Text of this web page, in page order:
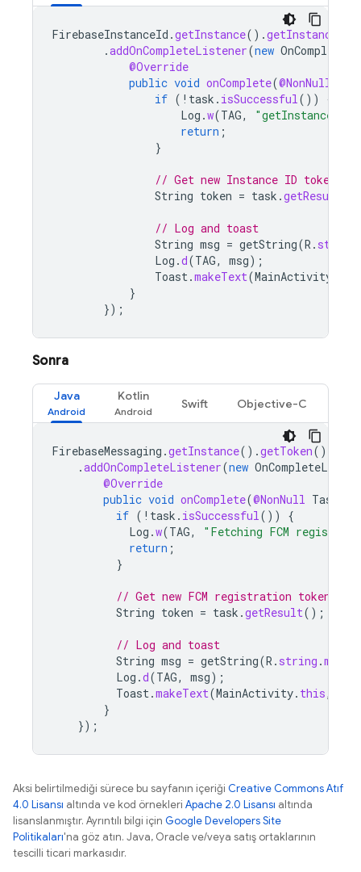
FirebaseInstanceId .getInstance().getInstanceId
.addOnCompleteListener(new
@Override
public void onComplete(@NonNull
if ( ! task . isSuccessful())
{
Log .w(TAG,
"getInstanceId
return ;
}
// Get new Instance ID token
String token = task .getResult
// Log and toast
String msg = getString(R . string
Log .d(TAG, msg);
Toast.makeText(MainActivity
}
});
Sonra
Java Kotlin
Swift Objective-C
FirebaseMessaging .getInstance().getToken()
.addOnCompleteListener(new
@Override
public void onComplete(@NonNull
if ( ! task . isSuccessful())
{
Log .w(TAG,
"Fetching FCM
return ;
}
// Get new FCM registration token
String token = task .getResult();
// Log and toast
String msg = getString(R . string .
Log .d(TAG, msg);
Toast.makeText(MainActivity. this,
}
});
Aksi belirtilmediği sürece bu sayfanın içeriği Creative Commons Atıf
4.0 Lisansı altında ve kod örnekleri Apache 2.0 Lisansı altında
lisanslanmıştır. Ayrıntılı bilgi için Google Developers Site
Politikaları'na göz atın. Java, Oracle ve/veya satış ortaklarının
tescilli ticari markasıdır.